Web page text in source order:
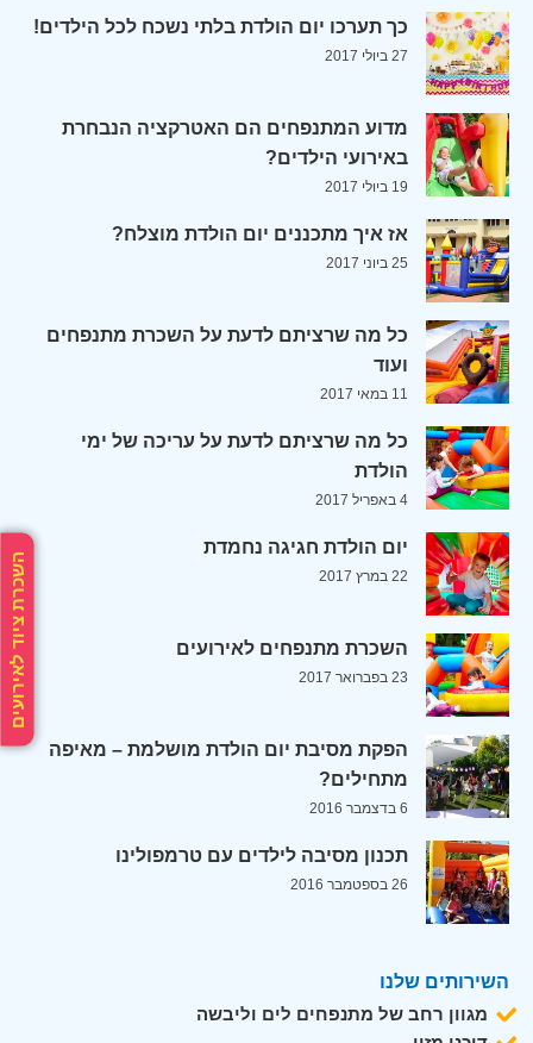
השכרת ציוד לאירועים
כך תערכו יום הולדת בלתי נשכח לכל הילדים!
27 ביולי 2017
מדוע המתנפחים הם האטרקציה הנבחרת
באירועי הילדים?
19 ביולי 2017
אז איך מתכננים יום הולדת מוצלח?
25 ביוני 2017
כל מה שרציתם לדעת על השכרת מתנפחים
ועוד
11 במאי 2017
כל מה שרציתם לדעת על עריכה של ימי
הולדת
4 באפריל 2017
יום הולדת חגיגה נחמדת
22 במרץ 2017
השכרת מתנפחים לאירועים
23 בפברואר 2017
הפקת מסיבת יום הולדת מושלמת – מאיפה
מתחילים?
6 בדצמבר 2016
תכנון מסיבה לילדים עם טרמפולינו
26 בספטמבר 2016
השירותים שלנו
מגוון רחב של מתנפחים לים וליבשה